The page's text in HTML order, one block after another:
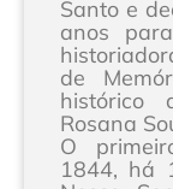
Santo e
anos
de
histórico
Rosana
O
1844, há